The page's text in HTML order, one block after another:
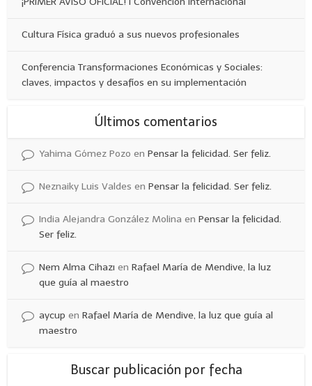
Cultura Física graduó a sus nuevos profesionales
Conferencia Transformaciones Económicas y Sociales:
claves, impactos y desafíos en su implementación
Últimos comentarios
Yahima Gómez Pozo enPensar la felicidad. Ser feliz.
Neznaiky Luis Valdes enPensar la felicidad. Ser feliz.
India Alejandra González Molina enPensar la felicidad.
Ser feliz.
Nem Alma Cihazı enRafael María de Mendive, la luz
que guía al maestro
aycup enRafael María de Mendive, la luz que guía al
maestro
Buscar publicación por fecha